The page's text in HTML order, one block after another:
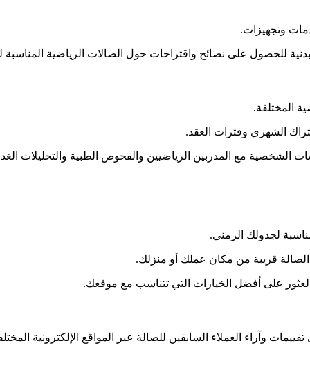
وتجهيزات.
للحصول على نصائح واقتراحات حول الصالات الرياضية المناسبة
المختلفة.
الشهري وفترات العقد.
الشخصية مع المدربين الرياضيين والفحوص الطبية والتحليلات
لجدولك الزمني.
قريبة من مكان عملك أو منزلك.
على أفضل الخيارات التي تتناسب مع موقعك.
وآراء العملاء السابقين للصالة عبر المواقع الإلكترونية